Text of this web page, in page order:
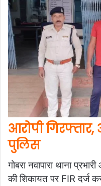
आरोपी
पुलिस
गोबरा नवापारा थाना
की शिकायत पर FIR दर्ज